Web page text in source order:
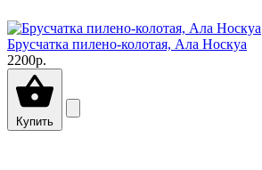
Брусчатка пилено-колотая, Ала Носкуа
2200р.
Купить